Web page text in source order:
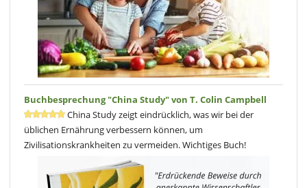
Buchbesprechung "China Study" von T. Colin Campbell
China Study zeigt eindrücklich, was wir bei der
üblichen Ernährung verbessern können, um
Zivilisationskrankheiten zu vermeiden. Wichtiges Buch!